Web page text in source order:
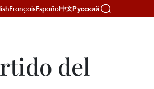
FrançaisEspañol中文Русский
del